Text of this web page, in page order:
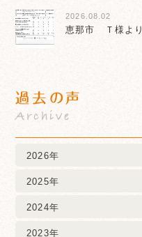
2026.08.02
恵那市 Ｔ様より
過去の声
Archive
2026年
2025年
2024年
2023年